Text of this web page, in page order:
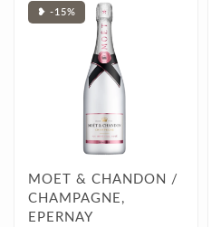
❥ -15%
MOET & CHANDON /
CHAMPAGNE,
EPERNAY